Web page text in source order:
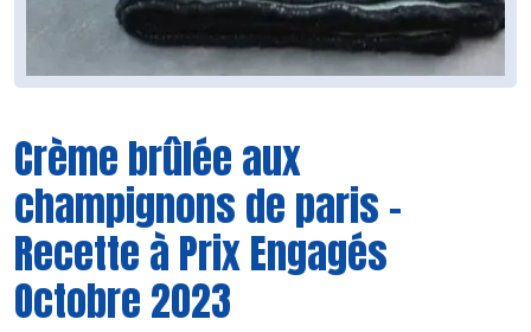
Crème brûlée aux
champignons de paris -
Recette à Prix Engagés
Octobre 2023